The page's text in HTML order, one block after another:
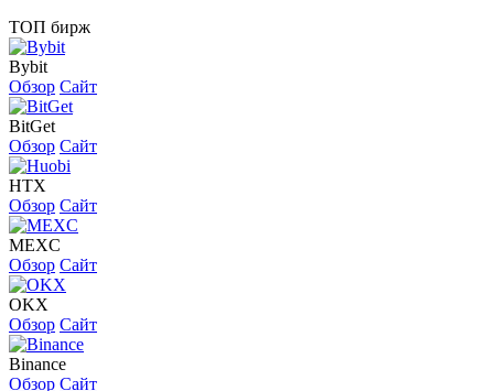
ТОП бирж
Bybit
Обзор Сайт
BitGet
Обзор Сайт
HTX
Обзор Сайт
MEXC
Обзор Сайт
OKX
Обзор Сайт
Binance
Обзор Сайт